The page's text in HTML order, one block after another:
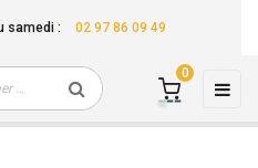
samedi : 02 97 86 09 49
☰
0